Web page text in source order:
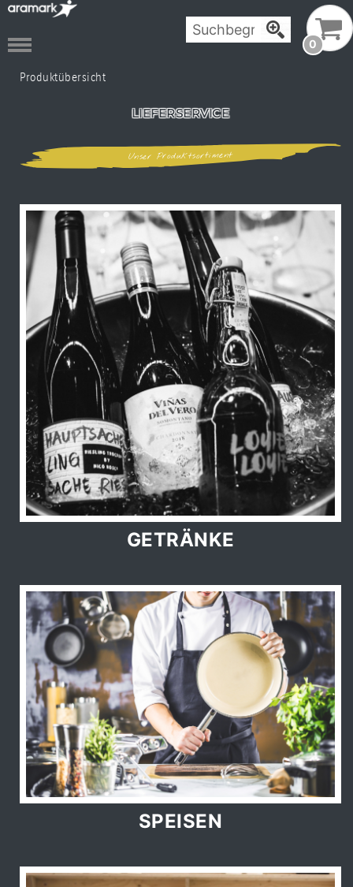
0
Produktübersicht
LIEFERSERVICE
Unser Produktsortiment
GETRÄNKE
SPEISEN